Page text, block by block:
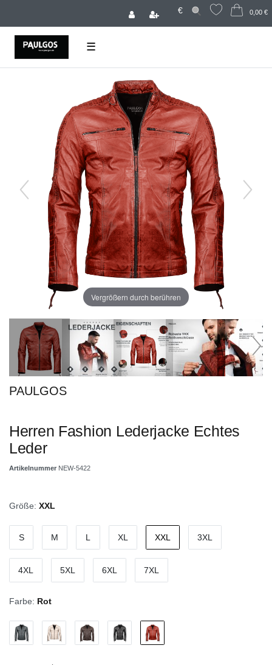
€ 0,00 €
☰
Vergrößern durch berühren
PAULGOS
Herren Fashion Lederjacke Echtes
Leder
Artikelnummer NEW-5422
Größe: XXL
S M L XL XXL 3XL
4XL 5XL 6XL 7XL
Farbe: Rot